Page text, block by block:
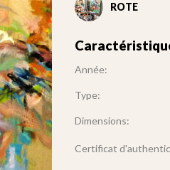
ROTE
Année:
Type:
Dimensions:
Certificat